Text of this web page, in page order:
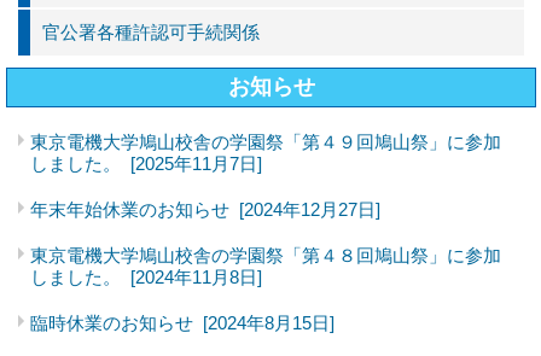
官公署各種許認可手続関係
お知らせ
東京電機大学鳩山校舎の学園祭「第４９回鳩山祭」に参加
しました。 [2025年11月7日]
年末年始休業のお知らせ [2024年12月27日]
東京電機大学鳩山校舎の学園祭「第４８回鳩山祭」に参加
しました。 [2024年11月8日]
臨時休業のお知らせ [2024年8月15日]